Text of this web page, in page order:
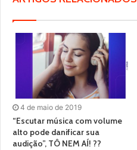
4 de maio de 2019
“Escutar música com volume
alto pode danificar sua
audição”, TÔ NEM AÍ! ??